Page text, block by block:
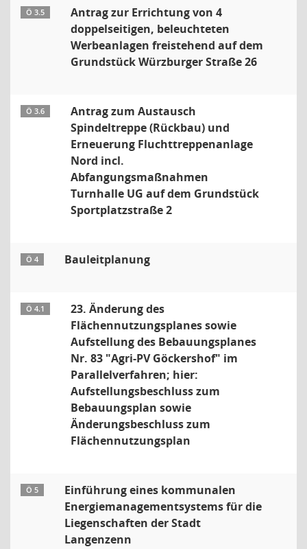
Ö 3.5
Antrag zur Errichtung von 4
doppelseitigen, beleuchteten
Werbeanlagen freistehend auf dem
Grundstück Würzburger Straße 26
Ö 3.6
Antrag zum Austausch
Spindeltreppe (Rückbau) und
Erneuerung Fluchttreppenanlage
Nord incl.
Abfangungsmaßnahmen
Turnhalle UG auf dem Grundstück
Sportplatzstraße 2
Ö 4 Bauleitplanung
Ö 4.1
23. Änderung des
Flächennutzungsplanes sowie
Aufstellung des Bebauungsplanes
Nr. 83 "Agri-PV Göckershof" im
Parallelverfahren; hier:
Aufstellungsbeschluss zum
Bebauungsplan sowie
Änderungsbeschluss zum
Flächennutzungsplan
Ö 5
Einführung eines kommunalen
Energiemanagementsystems für die
Liegenschaften der Stadt
Langenzenn